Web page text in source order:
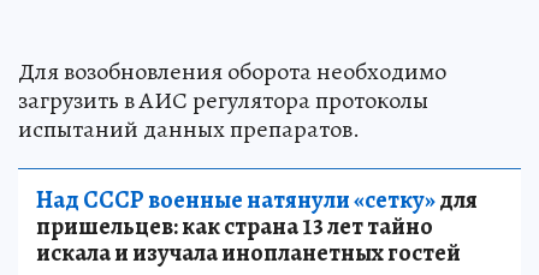
Для возобновления оборота необходимо
загрузить в АИС регулятора протоколы
испытаний данных препаратов.
Над СССР военные натянули «сетку»для
пришельцев: как страна 13 лет тайно
искала и изучала инопланетных гостей